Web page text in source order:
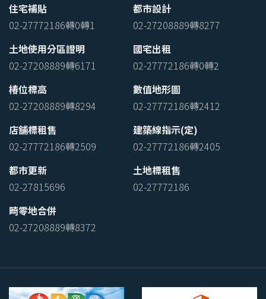
住宅補貼
02-27772186轉0轉1
都市設計
02-27208889轉8277
土地使用分區證明
02-27208889轉6171
國宅出租
02-27772186轉0轉2
椿位標高
02-27208889轉8294
數值地形圖
02-27772186轉2412
店舖標租售
02-27772186轉2509
建築線指示(定)
02-27772186轉2405
都市更新
02-27815696
土地標租售
02-27772186
畸零地合併
02-27208889轉8372